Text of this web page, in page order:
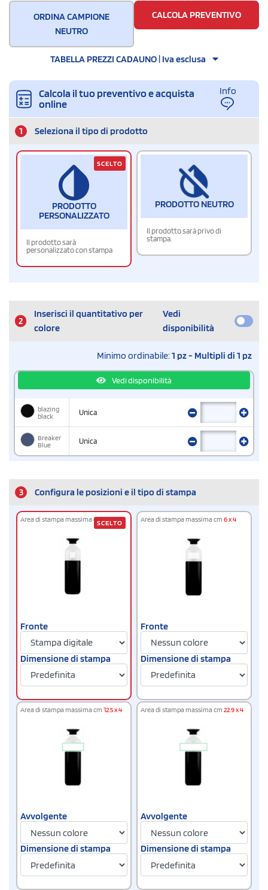
ORDINA CAMPIONE
NEUTRO
CALCOLA PREVENTIVO
TABELLA PREZZI CADAUNO | Iva esclusa
Calcola il tuo preventivo e acquista
online
Info
1 Seleziona il tipo di prodotto
PRODOTTO
PERSONALIZZATO
Il prodotto sarà
personalizzato con stampa
SCELTO
PRODOTTO NEUTRO
Il prodotto sarà privo di
stampa.
2
Inserisci il quantitativo per
colore
Vedi
disponibilità
Minimo ordinabile:1 pz - Multipli di 1 pz
Vedi disponibilità
blazing
black
Unica
Breaker
Blue
Unica
3 Configura le posizioni e il tipo di stampa
Area di stampa massima cm3 x 4
Fronte
Dimensione di stampa
SCELTO Area di stampa massima cm 6 x 4
Fronte
Dimensione di stampa
Area di stampa massima cm 12.5 x 4
Avvolgente
Dimensione di stampa
Area di stampa massima cm 22.9 x 4
Avvolgente
Dimensione di stampa